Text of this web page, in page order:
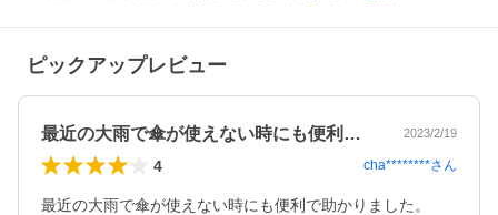
ピックアップレビュー
最近の大雨で傘が使えない時にも便利で助… 2023/2/19
4 cha********さん
最近の大雨で傘が使えない時にも便利で助かりました。